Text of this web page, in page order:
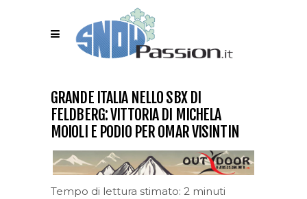
GRANDE ITALIA NELLO SBX DI
FELDBERG: VITTORIA DI MICHELA
MOIOLI E PODIO PER OMAR VISINTIN
Tempo di lettura stimato: 2 minuti